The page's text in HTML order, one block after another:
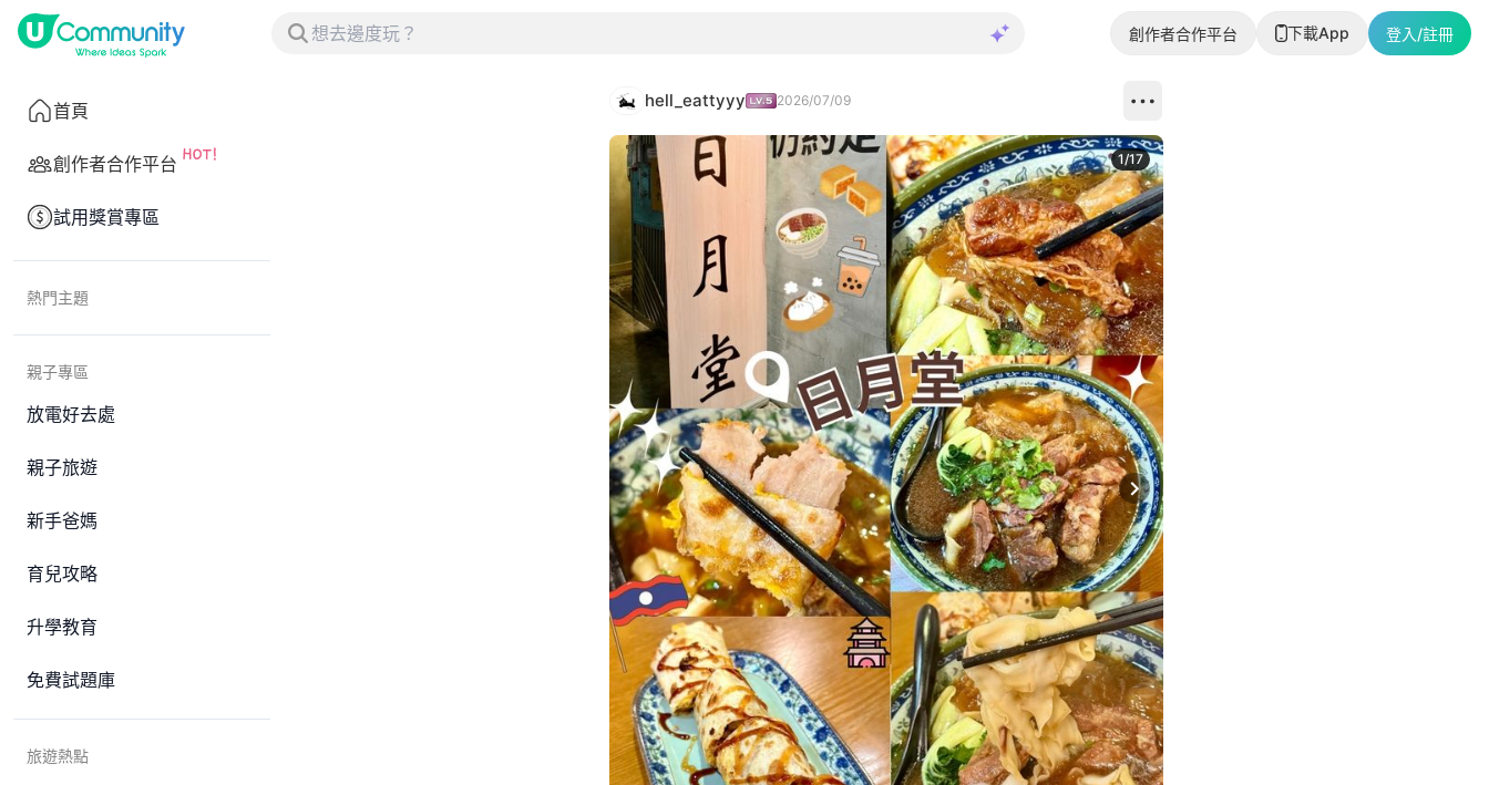
創作者合作平台 下載App 登入/註冊
首頁
創作者合作平台
試用獎賞專區
熱門主題
親子專區
放電好去處
親子旅遊
新手爸媽
育兒攻略
升學教育
免費試題庫
旅遊熱點
hell_eattyyy 2026/07/09
Next slide
1/17